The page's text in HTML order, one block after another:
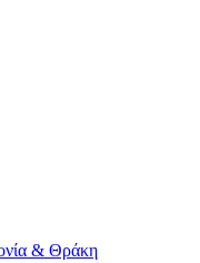
& Θράκη